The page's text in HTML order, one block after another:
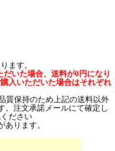
ます。
だいた場合、送料が0円になり
入いただいた場合はそれぞれ
質保持のため上記の送料以外
。注文承諾メールにて確定し
ださい
ります。